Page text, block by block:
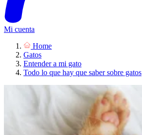
Mi cuenta
Home
Gatos
Entender a mi gato
Todo lo que hay que saber sobre gatos